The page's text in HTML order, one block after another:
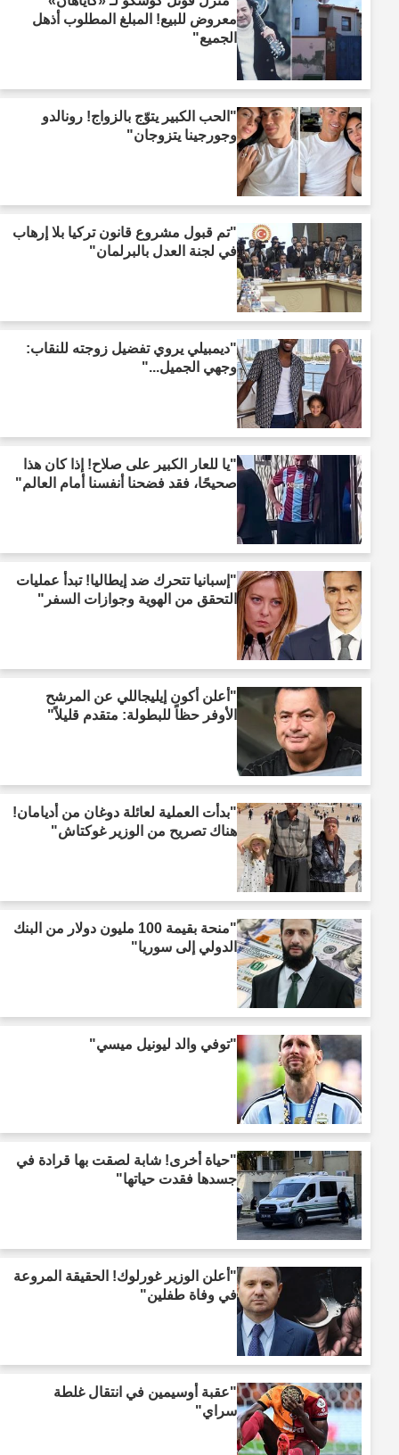
معروض للبيع! المبلغ المطلوب أذهل
الجميع"
"الحب الكبير يتوّج بالزواج! رونالدو
وجورجينا يتزوجان"
"تم قبول مشروع قانون تركيا بلا إرهاب
في لجنة العدل بالبرلمان"
"ديمبيلي يروي تفضيل زوجته للنقاب:
وجهي الجميل..."
"يا للعار الكبير على صلاح! إذا كان هذا
صحيحًا، فقد فضحنا أنفسنا أمام العالم"
"إسبانيا تتحرك ضد إيطاليا! تبدأ عمليات
التحقق من الهوية وجوازات السفر"
"أعلن أكون إيليجاللي عن المرشح
الأوفر حظاً للبطولة: متقدم قليلاً"
"بدأت العملية لعائلة دوغان من أديامان!
هناك تصريح من الوزير غوكتاش"
"منحة بقيمة 100 مليون دولار من البنك
الدولي إلى سوريا"
"توفي والد ليونيل ميسي"
"حياة أخرى! شابة لصقت بها قرادة في
جسدها فقدت حياتها"
"أعلن الوزير غورلوك! الحقيقة المروعة
في وفاة طفلين"
"عقبة أوسيمين في انتقال غلطة
سراي"